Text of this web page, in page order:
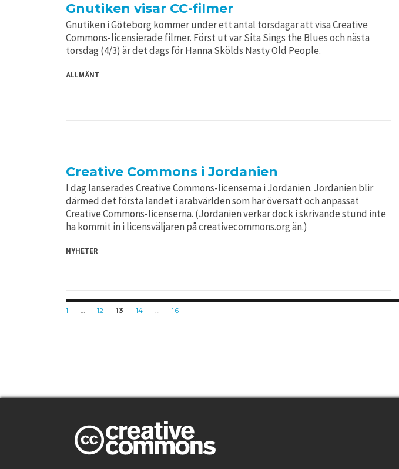
Gnutiken visar CC-filmer
Gnutiken i Göteborg kommer under ett antal torsdagar att visa Creative
Commons-licensierade filmer. Först ut var Sita Sings the Blues och nästa
torsdag (4/3) är det dags för Hanna Skölds Nasty Old People.
ALLMÄNT
Creative Commons i Jordanien
I dag lanserades Creative Commons-licenserna i Jordanien. Jordanien blir
därmed det första landet i arabvärlden som har översatt och anpassat
Creative Commons-licenserna. (Jordanien verkar dock i skrivande stund inte
ha kommit in i licensväljaren på creativecommons.org än.)
NYHETER
Posts
PAGE
1 PAGE
12 PAGE
13 PAGE
14 PAGE
16